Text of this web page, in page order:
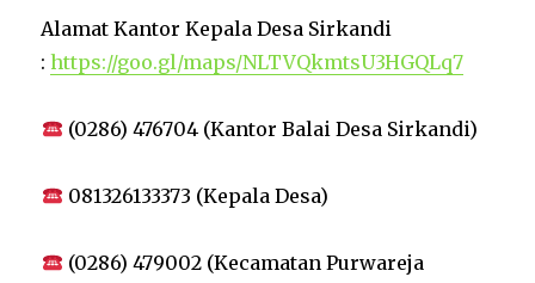
Alamat Kantor Kepala Desa Sirkandi
:https://goo.gl/maps/NLTVQkmtsU3HGQLq7
(0286) 476704 (Kantor Balai Desa Sirkandi)
081326133373 (Kepala Desa)
(0286) 479002 (Kecamatan Purwareja